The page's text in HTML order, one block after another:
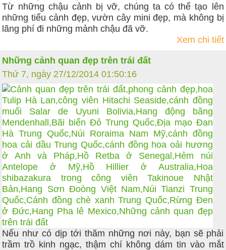
Từ những chậu cảnh bị vỡ, chúng ta có thể tạo lên
những tiểu cảnh đẹp, vườn cây mini đẹp, mà không bị
lãng phí đi những mảnh chậu đã vỡ.
Xem chi tiết
Những cảnh quan đẹp trên trái đất
Thứ 7, ngày 27/12/2014 01:50:16
Nếu như có dịp tới thăm những nơi này, bạn sẽ phải
trầm trồ kinh ngạc, thậm chí không dám tin vào mắt